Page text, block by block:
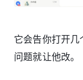
它会告你打开
问题就让他改。